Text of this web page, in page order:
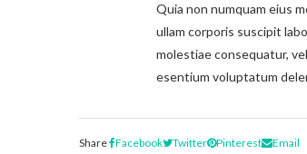
Quia non numquam eius
ullam corporis suscipit
molestiae consequatur,
esentium voluptatum
Share Facebook Twitter Pinterest Email